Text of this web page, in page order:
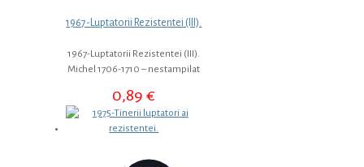
1967-Luptatorii Rezistentei (III).
1967-Luptatorii Rezistentei (III).
Michel 1706-1710 – nestampilat
0,89€